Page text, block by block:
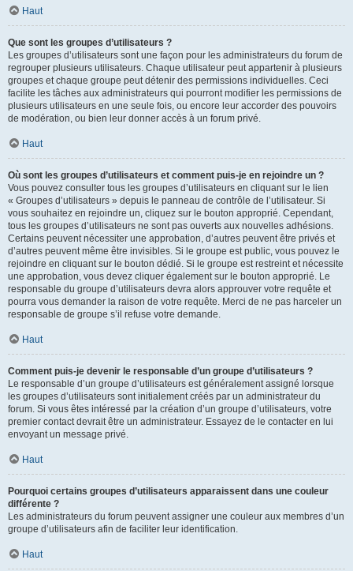
Haut
Que sont les groupes d’utilisateurs ?
Les groupes d’utilisateurs sont une façon pour les administrateurs du forum de
regrouper plusieurs utilisateurs. Chaque utilisateur peut appartenir à plusieurs
groupes et chaque groupe peut détenir des permissions individuelles. Ceci
facilite les tâches aux administrateurs qui pourront modifier les permissions de
plusieurs utilisateurs en une seule fois, ou encore leur accorder des pouvoirs
de modération, ou bien leur donner accès à un forum privé.
Haut
Où sont les groupes d’utilisateurs et comment puis-je en rejoindre un ?
Vous pouvez consulter tous les groupes d’utilisateurs en cliquant sur le lien
« Groupes d’utilisateurs » depuis le panneau de contrôle de l’utilisateur. Si
vous souhaitez en rejoindre un, cliquez sur le bouton approprié. Cependant,
tous les groupes d’utilisateurs ne sont pas ouverts aux nouvelles adhésions.
Certains peuvent nécessiter une approbation, d’autres peuvent être privés et
d’autres peuvent même être invisibles. Si le groupe est public, vous pouvez le
rejoindre en cliquant sur le bouton dédié. Si le groupe est restreint et nécessite
une approbation, vous devez cliquer également sur le bouton approprié. Le
responsable du groupe d’utilisateurs devra alors approuver votre requête et
pourra vous demander la raison de votre requête. Merci de ne pas harceler un
responsable de groupe s’il refuse votre demande.
Haut
Comment puis-je devenir le responsable d’un groupe d’utilisateurs ?
Le responsable d’un groupe d’utilisateurs est généralement assigné lorsque
les groupes d’utilisateurs sont initialement créés par un administrateur du
forum. Si vous êtes intéressé par la création d’un groupe d’utilisateurs, votre
premier contact devrait être un administrateur. Essayez de le contacter en lui
envoyant un message privé.
Haut
Pourquoi certains groupes d’utilisateurs apparaissent dans une couleur
différente ?
Les administrateurs du forum peuvent assigner une couleur aux membres d’un
groupe d’utilisateurs afin de faciliter leur identification.
Haut